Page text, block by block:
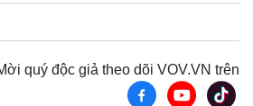
quý độc giả theo dõi VOV.VN trên